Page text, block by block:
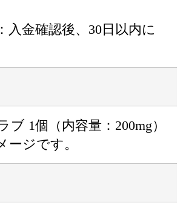
入金確認後、30日以内に
ブ 1個（内容量：200mg）
ジです。